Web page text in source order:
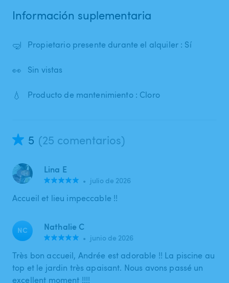
Información suplementaria
🤿 Propietario presente durante el alquiler : Sí
👀 Sin vistas
💧 Producto de mantenimiento : Cloro
5 (25 comentarios)
Lina E
• julio de 2026
Accueil et lieu impeccable !!
NC Nathalie C
• junio de 2026
Très bon accueil, Andrée est adorable !! La piscine au
top et le jardin très apaisant. Nous avons passé un
excellent moment !!!!